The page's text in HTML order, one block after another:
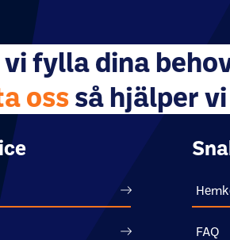
fylla dina
ossså hjälper
FAQ